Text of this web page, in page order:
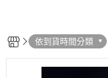
依到貨時間分類